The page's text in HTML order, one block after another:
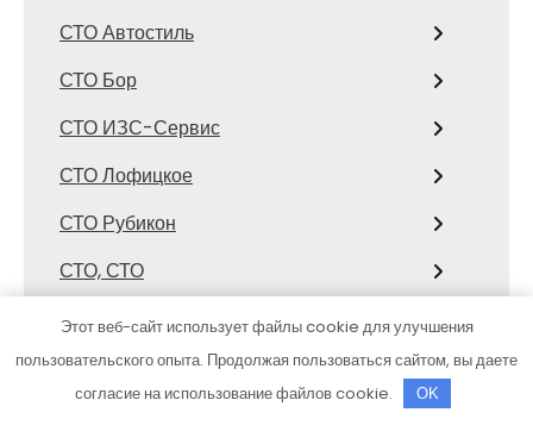
СТО Автостиль
СТО Бор
СТО ИЗС-Сервис
СТО Лофицкое
СТО Рубикон
СТО, СТО
СТО, СТО
Страйк
Этот веб-сайт использует файлы cookie для улучшения
пользовательского опыта. Продолжая пользоваться сайтом, вы даете
согласие на использование файлов cookie.
OK